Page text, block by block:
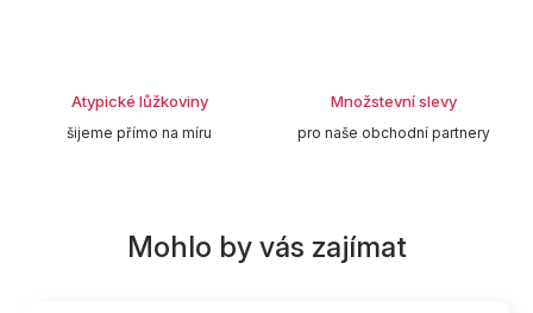
Atypické lůžkoviny
šijeme přímo na míru
Množstevní slevy
pro naše obchodní partnery